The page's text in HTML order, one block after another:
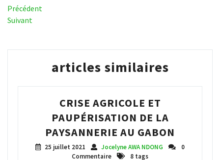
Navigation
de
l’article
Article
précédent
Précédent
Article
Suivant
articles similaires
CRISE AGRICOLE ET
PAUPÉRISATION DE LA
PAYSANNERIE AU GABON
25 juillet 2021 Jocelyne AWA NDONG
0
Commentaire
8 tags